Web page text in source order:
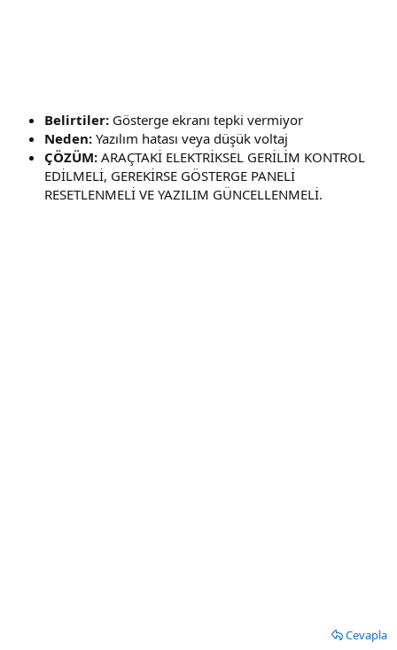
Belirtiler: Gösterge ekranı tepki vermiyor
Neden: Yazılım hatası veya düşük voltaj
ÇÖZÜM: ARAÇTAKİ ELEKTRİKSEL GERİLİM KONTROL
EDİLMELİ, GEREKİRSE GÖSTERGE PANELİ
RESETLENMELİ VE YAZILIM GÜNCELLENMELİ.
Cevapla